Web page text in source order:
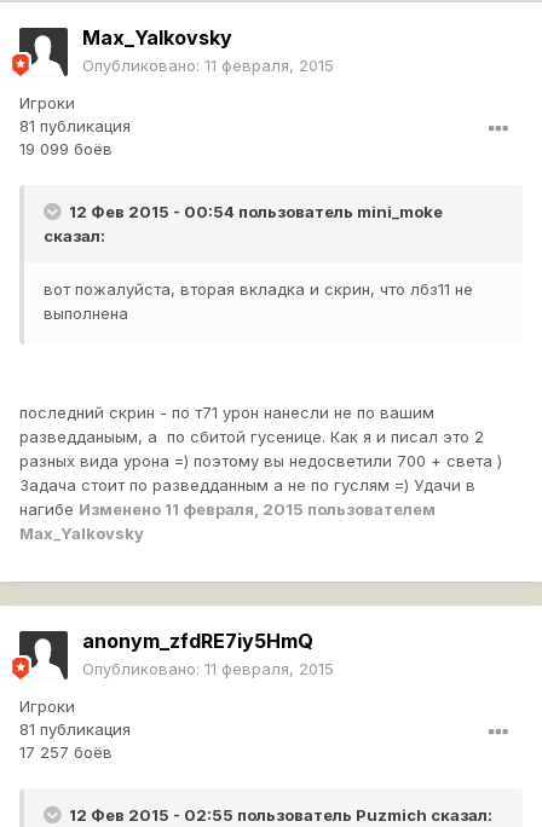
Max_Yalkovsky
Опубликовано: 11 февраля, 2015
Игроки
81 публикация
19 099 боёв
12 Фев 2015 - 00:54 пользователь mini_moke
сказал:
вот пожалуйста, вторая вкладка и скрин, что лбз11 не
выполнена
последний скрин - по т71 урон нанесли не по вашим
разведданыым, а по сбитой гусенице. Как я и писал это 2
разных вида урона =) поэтому вы недосветили 700 + света )
Задача стоит по разведданным а не по гуслям =) Удачи в
нагибе Изменено 11 февраля, 2015 пользователем
Max_Yalkovsky
anonym_zfdRE7iy5HmQ
Опубликовано: 11 февраля, 2015
Игроки
81 публикация
17 257 боёв
12 Фев 2015 - 02:55 пользователь Puzmich сказал: